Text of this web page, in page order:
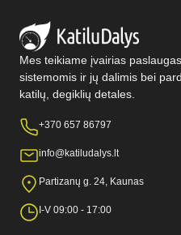
Mes teikiame įvairias
sistemomis ir jų dalimis bei
katilų, degiklių detales.
+370 657 86797
info@katiludalys.lt
Partizanų g. 24, Kaunas
I-V 09:00 - 17:00